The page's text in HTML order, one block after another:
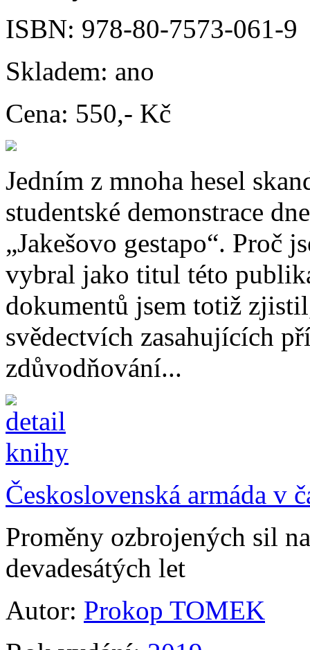
ISBN: 978-80-7573-061-9
Skladem: ano
Cena: 550,- Kč
Jedním z mnoha hesel
studentské demonstrace
„Jakešovo gestapo“. Proč
vybral jako titul této
dokumentů jsem totiž
svědectvích zasahujících
zdůvodňování...
Československá armáda v
Proměny ozbrojených sil
devadesátých let
Autor: Prokop TOMEK